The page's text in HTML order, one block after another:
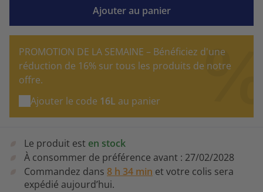
Ajouter au panier
PROMOTION DE LA SEMAINE – Bénéficiez d'une
réduction de 16% sur tous les produits de notre
offre.
Ajouter le code 16L au panier
Le produit est en stock
À consommer de préférence avant : 27/02/2028
Commandez dans 8 h 34 min et votre colis sera
expédié aujourd’hui.